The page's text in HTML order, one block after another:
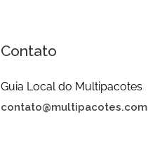
Contato
Guia Local do Multipacotes
contato@multipacotes.com